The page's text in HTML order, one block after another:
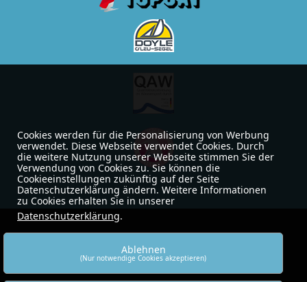
Cookies werden für die Personalisierung von Werbung
verwendet. Diese Webseite verwendet Cookies. Durch
die weitere Nutzung unserer Webseite stimmen Sie der
Verwendung von Cookies zu. Sie können die
Cookieeinstellungen zukünftig auf der Seite
Datenschutzerklärung ändern. Weitere Informationen
zu Cookies erhalten Sie in unserer
Datenschutzerklärung.
Ablehnen
(Nur notwendige Cookies akzeptieren)